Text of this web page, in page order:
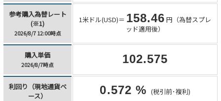
参考購入為替レート
(※1)
2026/8/7 12:00時点
1米ドル(USD)＝ 158.46 円（為替スプレ
ッド適用後）
購入単価
2026/8/7時点 102.575
利回り（現地通貨ベ
ース）
0.572 % (税引前･複利)